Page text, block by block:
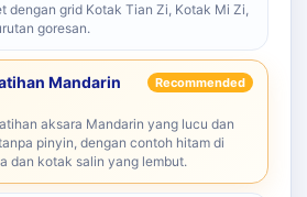
dengan grid Kotak Tian Zi, Kotak Mi Zi,
goresan.
Mandarin
Recommended
aksara Mandarin yang lucu dan
pinyin, dengan contoh hitam di
dan kotak salin yang lembut.